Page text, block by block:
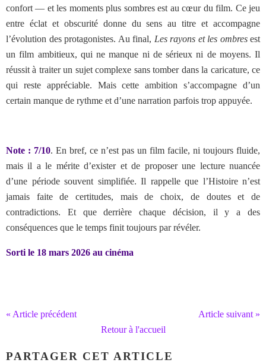
confort — et les moments plus sombres est au cœur du film. Ce jeu
entre éclat et obscurité donne du sens au titre et accompagne
l’évolution des protagonistes. Au final, Les rayons et les ombresest
un film ambitieux, qui ne manque ni de sérieux ni de moyens. Il
réussit à traiter un sujet complexe sans tomber dans la caricature, ce
qui reste appréciable. Mais cette ambition s’accompagne d’un
certain manque de rythme et d’une narration parfois trop appuyée.
Note : 7/10. En bref, ce n’est pas un film facile, ni toujours fluide,
mais il a le mérite d’exister et de proposer une lecture nuancée
d’une période souvent simplifiée. Il rappelle que l’Histoire n’est
jamais faite de certitudes, mais de choix, de doutes et de
contradictions. Et que derrière chaque décision, il y a des
conséquences que le temps finit toujours par révéler.
Sorti le 18 mars 2026 au cinéma
« Article précédent
Article suivant »
Retour à l'accueil
PARTAGER CET ARTICLE